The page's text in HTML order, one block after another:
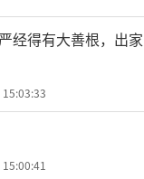
经得有大善根，出家